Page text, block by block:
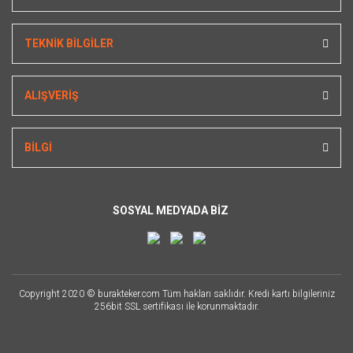
TEKNİK BİLGİLER
ALIŞVERİŞ
BİLGİ
SOSYAL MEDYADA BİZ
Copyright 2020 © burakteker.com Tüm hakları saklıdır. Kredi kartı bilgileriniz
256bit SSL sertifikası ile korunmaktadır.